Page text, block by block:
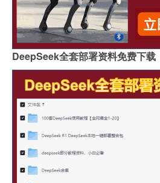
DeepSeek全套部署资料免费下载